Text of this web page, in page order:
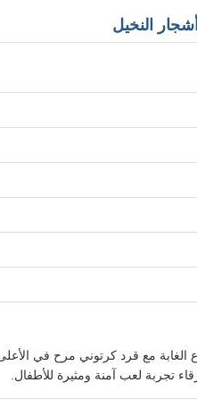
النخيل
الغابة مع قرد كرتوني مرح في
تجربة لعب آمنة ومثيرة للأطفال.